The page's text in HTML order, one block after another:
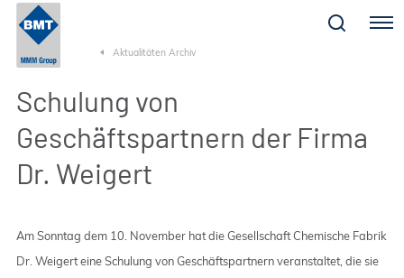
Menu
Aktualitäten Archiv
Schulung von
Geschäftspartnern der Firma
Dr. Weigert
Am Sonntag dem 10. November hat die Gesellschaft Chemische Fabrik
Dr. Weigert eine Schulung von Geschäftspartnern veranstaltet, die sie